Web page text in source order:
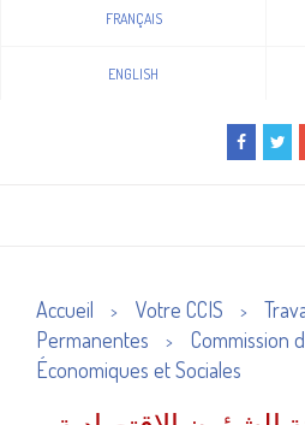
FRANÇAIS
ENGLISH
Accueil > Votre CCIS >
Permanentes
>
Commission
Économiques et Sociales